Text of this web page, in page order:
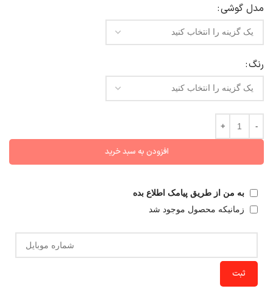
مدل گوشی
رنگ
افزودن به سبد خرید
به من از طریق پیامک اطلاع بده
زمانیکه محصول موجود شد
ثبت